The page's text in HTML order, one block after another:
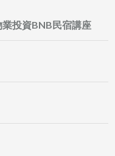
投資BNB民宿講座